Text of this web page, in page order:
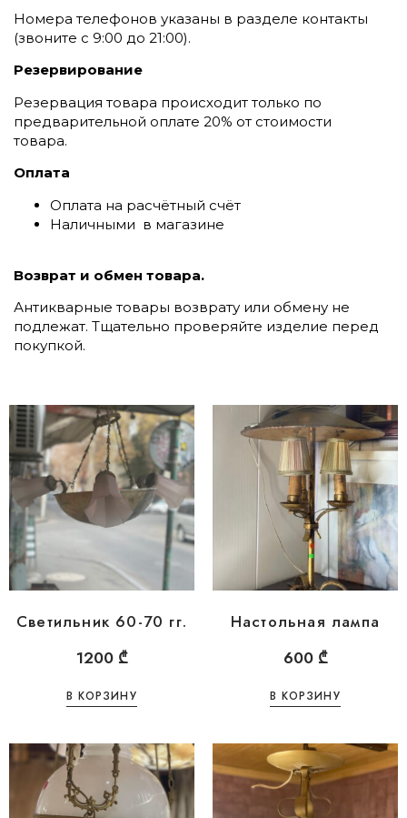
Номера телефонов указаны в разделе контакты
(звоните c 9:00 до 21:00).
Резервирование
Резервация товара происходит только по
предварительной оплате 20% от стоимости
товара.
Оплата
Оплата на расчётный счёт
Наличными в магазине
Возврат и обмен товара.
Антикварные товары возврату или обмену не
подлежат. Тщательно проверяйте изделие перед
покупкой.
Светильник 60-70 гг.
1200 ₾
В КОРЗИНУ
Настольная лампа
600 ₾
В КОРЗИНУ